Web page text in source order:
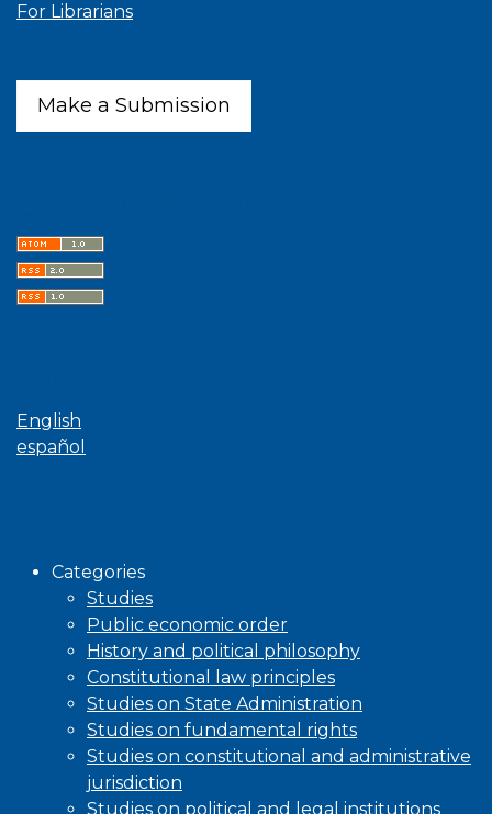
For Librarians
Make a Submission
English
español
Categories
Studies
Public economic order
History and political philosophy
Constitutional law principles
Studies on State Administration
Studies on fundamental rights
Studies on constitutional and administrative
jurisdiction
Studies on political and legal institutions